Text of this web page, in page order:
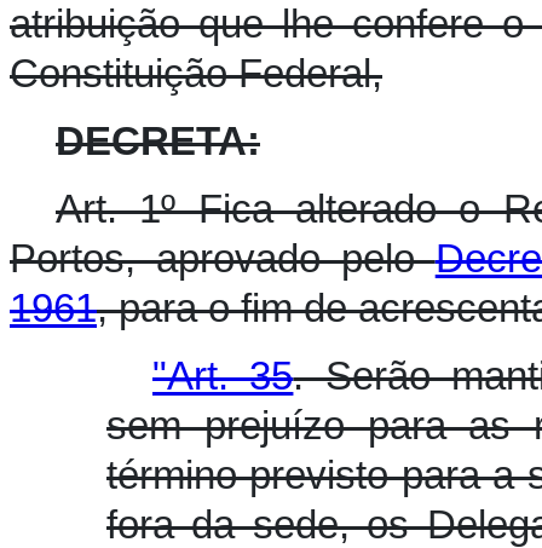
atribuição que lhe confere
Constituição Federal,
DECRETA:
Art. 1º Fica alterado o
Portos, aprovado pelo
1961, para o fim de
"Art. 35. Serão
sem prejuízo para as
término previsto para a
fora da sede, os